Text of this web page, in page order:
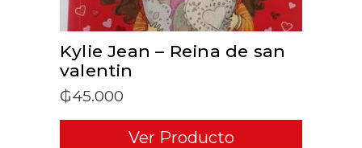
Kylie Jean – Reina de san
valentin
₲45.000
Ver Producto